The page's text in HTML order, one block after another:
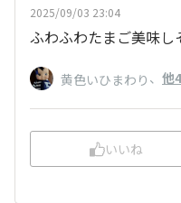
2025/09/03 23:04
ふわふわたまご美味
黄色いひまわり 、 他
いいね